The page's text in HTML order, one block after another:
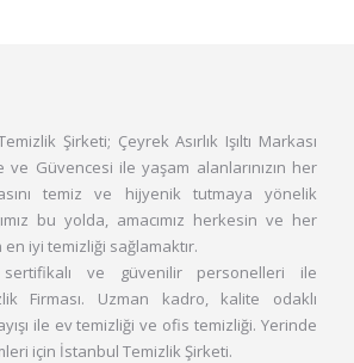
Temizlik Şirketi; Çeyrek Asırlık Işıltı Markası
ve Güvencesi ile yaşam alanlarınızın her
temiz ve hijyenik tutmaya yönelik
bu yolda, amacımız herkesin ve her
iyi temizliği sağlamaktır.
sertifikalı ve güvenilir personelleri ile
Firması. Uzman kadro, kalite odaklı
ile ev temizliği ve ofis temizliği. Yerinde
için İstanbul Temizlik Şirketi.